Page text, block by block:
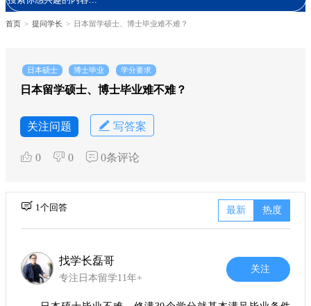
首页 > 提问学长 > 日本留学硕士、博士毕业难不难？
日本硕士 博士毕业 学分要求
日本留学硕士、博士毕业难不难？
关注问题 写答案
0 0 0条评论
1个回答 最新 热度
找学长磊哥
专注日本留学11年+
关注